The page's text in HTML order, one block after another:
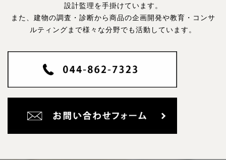
設計監理を手掛けています。
また、建物の調査・診断から商品の企画開発や教育・コンサ
ルティングまで様々な分野でも活動しています。